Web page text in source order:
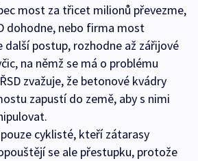
most za třicet milionů převezme,
dohodne, nebo firma most
další postup, rozhodne až zářijové
na němž se má o problému
zvažuje, že betonové kvádry
zapustí do země, aby s nimi
cyklisté, kteří zátarasy
se ale přestupku, protože